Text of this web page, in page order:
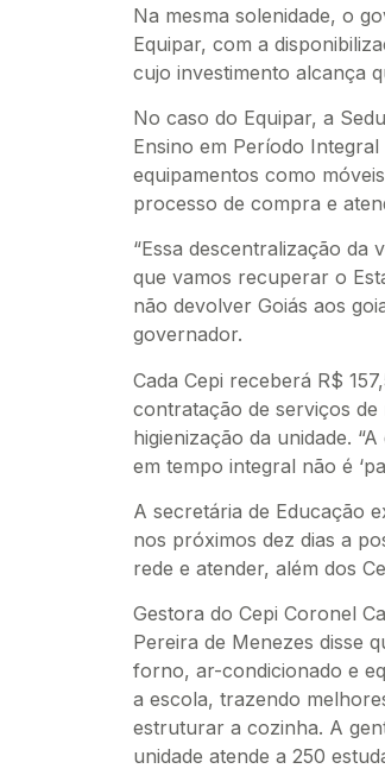
Na mesma solenidade, o
Equipar, com a
cujo investimento alcança
No caso do Equipar, a
Ensino em Período
equipamentos como
processo de compra e
“Essa descentralização
que vamos recuperar o
não devolver Goiás aos
governador.
Cada Cepi receberá R$
contratação de serviços
higienização da unidade.
em tempo integral não é
A secretária de Educação
nos próximos dez dias a
rede e atender, além dos
Gestora do Cepi Coronel
Pereira de Menezes disse
forno, ar-condicionado e
a escola, trazendo
estruturar a cozinha. A
unidade atende a 250